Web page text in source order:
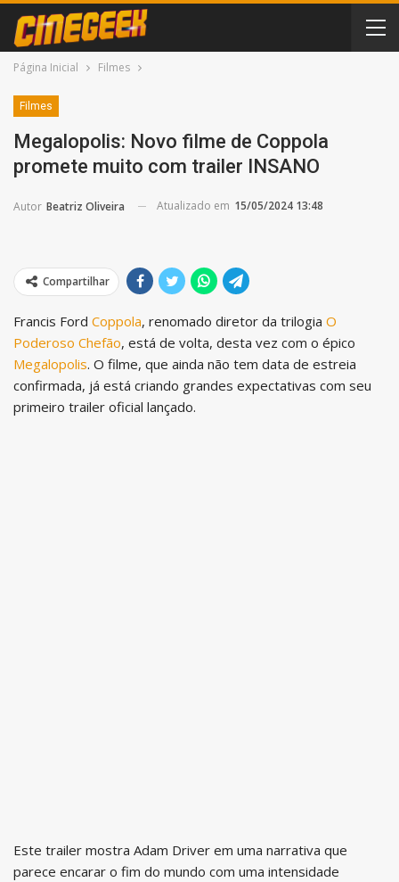
Página Inicial Filmes
Filmes
Megalopolis: Novo filme de Coppola
promete muito com trailer INSANO
Autor Beatriz Oliveira Atualizado em 15/05/2024 13:48
Compartilhar
Francis Ford Coppola, renomado diretor da trilogia O
Poderoso Chefão, está de volta, desta vez com o épico
Megalopolis. O filme, que ainda não tem data de estreia
confirmada, já está criando grandes expectativas com seu
primeiro trailer oficial lançado.
Este trailer mostra Adam Driver em uma narrativa que
parece encarar o fim do mundo com uma intensidade